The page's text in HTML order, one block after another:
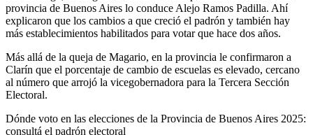
provincia de Buenos Aires lo conduce Alejo Ramos Padilla. Ahí
explicaron que los cambios a que creció el padrón y también hay
más establecimientos habilitados para votar que hace dos años.
Más allá de la queja de Magario, en la provincia le confirmaron a
Clarín que el porcentaje de cambio de escuelas es elevado, cercano
al número que arrojó la vicegobernadora para la Tercera Sección
Electoral.
Dónde voto en las elecciones de la Provincia de Buenos Aires 2025:
consultá el padrón electoral